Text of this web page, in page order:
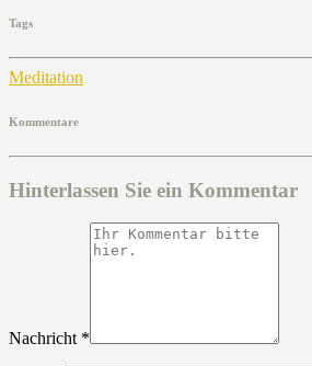
Tags
Meditation
Kommentare
Hinterlassen Sie ein Kommentar
Nachricht *